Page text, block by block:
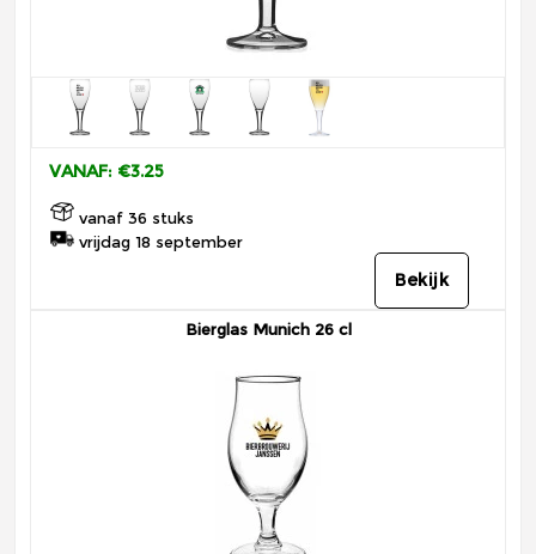
VANAF: €3.25
vanaf 36 stuks
vrijdag 18 september
Bekijk
Bierglas Munich 26 cl